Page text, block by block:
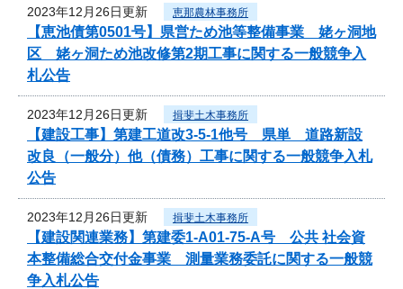
2023年12月26日更新 恵那農林事務所
【恵池債第0501号】県営ため池等整備事業 姥ヶ洞地
区 姥ヶ洞ため池改修第2期工事に関する一般競争入
札公告
2023年12月26日更新 揖斐土木事務所
【建設工事】第建工道改3-5-1他号 県単 道路新設
改良（一般分）他（債務）工事に関する一般競争入札
公告
2023年12月26日更新 揖斐土木事務所
【建設関連業務】第建委1-A01-75-A号 公共 社会資
本整備総合交付金事業 測量業務委託に関する一般競
争入札公告